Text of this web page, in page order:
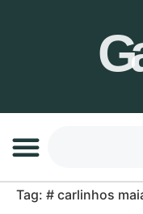
Tag: # carlinhos